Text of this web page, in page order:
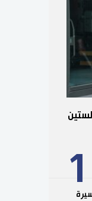
1